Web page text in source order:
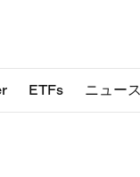
ETFs ニュー